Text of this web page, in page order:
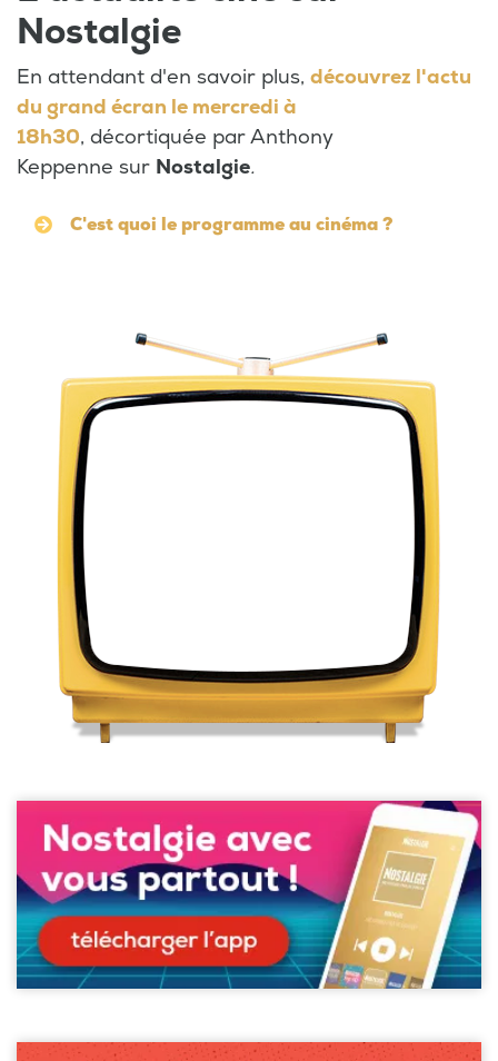
Nostalgie
En attendant d'en savoir plus, découvrez l'actu
du grand écran le mercredi à
18h30, décortiquée par Anthony
Keppenne sur Nostalgie.
C'est quoi le programme au cinéma ?